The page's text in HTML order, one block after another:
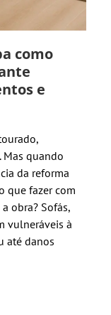
como
e
quando
da reforma
que fazer com
obra? Sofás,
vulneráveis à
até danos